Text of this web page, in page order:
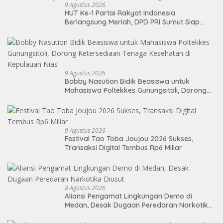
9 Agustus 2026
HUT Ke-1 Partai Rakyat Indonesia
Berlangsung Meriah, DPD PRI Sumut Siap
9 Agustus 2026
Bobby Nasution Bidik Beasiswa untuk
Mahasiswa Poltekkes Gunungsitoli, Dorong
Kepulauan Nias
9 Agustus 2026
Festival Tao Toba Joujou 2026 Sukses,
Transaksi Digital Tembus Rp6 Miliar
8 Agustus 2026
Aliansi Pengamat Lingkungan Demo di
Medan, Desak Dugaan Peredaran Narkotika